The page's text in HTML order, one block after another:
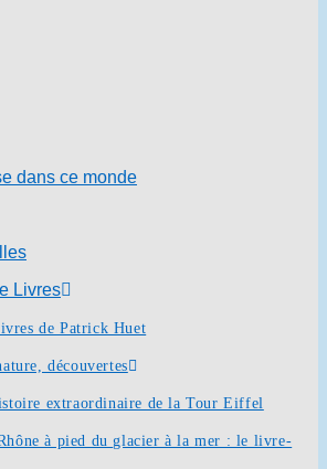
dans ce monde
Livres
de Patrick Huet
découvertes
extraordinaire de la Tour Eiffel
à pied du glacier à la mer : le livre-